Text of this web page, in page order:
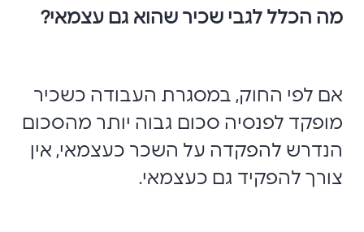
מה הכלל לגבי שכיר שהוא גם עצמאי?
אם לפי החוק, במסגרת העבודה כשכיר
מופקד לפנסיה סכום גבוה יותר מהסכום
הנדרש להפקדה על השכר כעצמאי, אין
צורך להפקיד גם כעצמאי.